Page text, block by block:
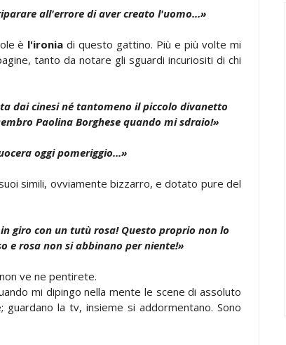
all'errore di aver creato l'uomo...»
è l'ironia di questo gattino. Più e più volte mi
tanto da notare gli sguardi incuriositi di chi
dai cinesi né tantomeno il piccolo divanetto
Paolina Borghese quando mi sdraio!»
oggi pomeriggio...»
simili, ovviamente bizzarro, e dotato pure del
giro con un tutù rosa! Questo proprio non lo
e rosa non si abbinano per niente!»
ve ne pentirete.
mi dipingo nella mente le scene di assoluto
la tv, insieme si addormentano. Sono